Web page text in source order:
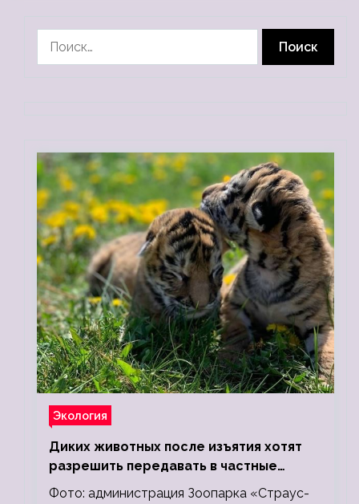
Экология
Диких животных после изъятия хотят
разрешить передавать в частные
зоопарки
Фото: администрация Зоопарка «Страус-